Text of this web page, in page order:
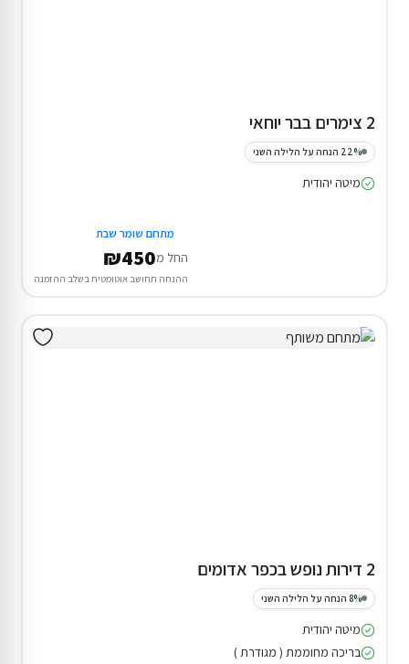
2 צימרים בבר יוחאי
22% הנחה על הלילה השני
מיטה יהודית
מתחם שומר שבת
החל מ₪450
ההנחה תחושב אוטומטית בשלב ההזמנה
2 דירות נופש בכפר אדומים
8% הנחה על הלילה השני
מיטה יהודית
בריכה מחוממת ( מגודרת )